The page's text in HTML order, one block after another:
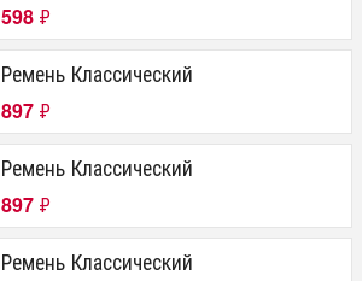
598 ₽
Ремень Классический
897 ₽
Ремень Классический
897 ₽
Ремень Классический